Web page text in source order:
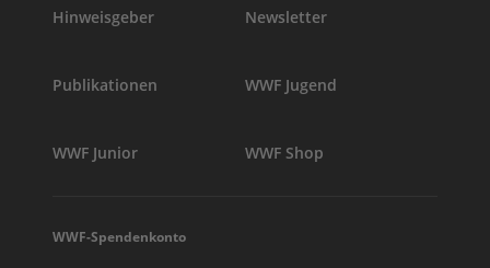
Hinweisgeber Newsletter
Publikationen WWF Jugend
WWF Junior WWF Shop
WWF-Spendenkonto